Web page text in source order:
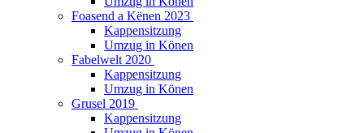
Foasend a Kënen 2023
Kappensitzung
Umzug in Könen
Fabelwelt 2020
Kappensitzung
Umzug in Könen
Grusel 2019
Kappensitzung